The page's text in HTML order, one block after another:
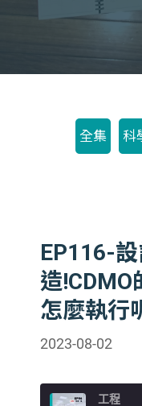
全集 科
EP116-
造!CDMO
怎麼執行
2023-08-02
工程